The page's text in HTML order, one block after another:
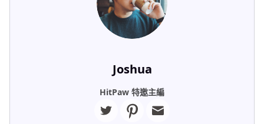
Joshua
HitPaw 特邀主編